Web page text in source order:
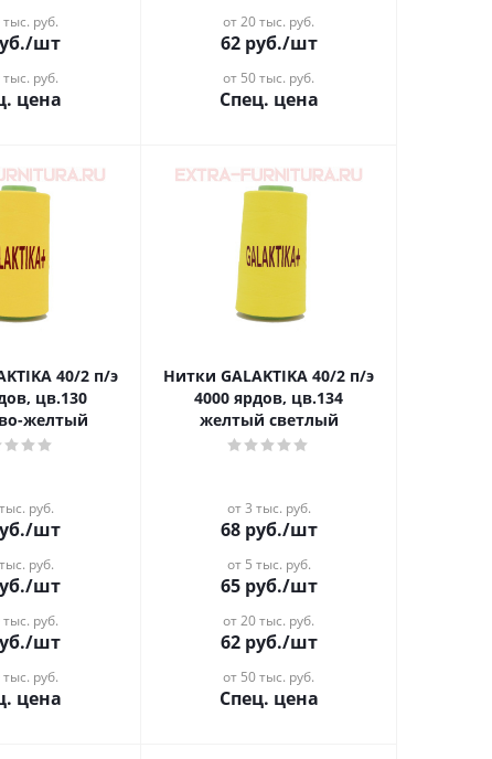
руб.
/шт
руб.
цена
от 20 тыс. руб.
62руб./шт
от 50 тыс. руб.
Спец. цена
40/2 п/э
цв.130
желтый
руб.
/шт
руб.
/шт
руб.
/шт
руб.
цена
Нитки GALAKTIKA 40/2 п/э
4000 ярдов, цв.134
желтый светлый
от 3 тыс. руб.
68руб./шт
от 5 тыс. руб.
65руб./шт
от 20 тыс. руб.
62руб./шт
от 50 тыс. руб.
Спец. цена